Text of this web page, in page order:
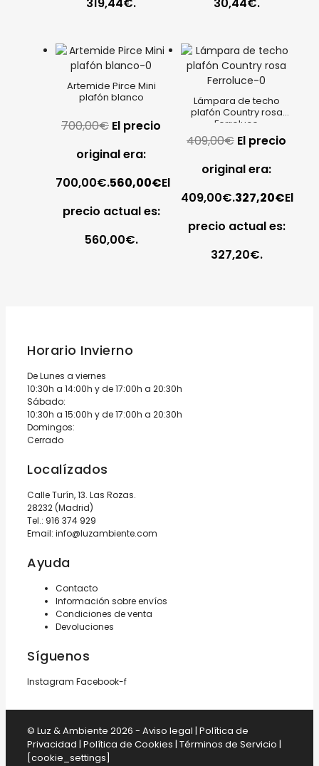
Artemide Pirce Mini
plafón blanco
700,00€ El precio
original era:
700,00€.560,00€El
precio actual es:
560,00€.
Lámpara de techo
plafón Country rosa
Ferroluce
409,00€ El precio
original era:
409,00€.327,20€El
precio actual es:
327,20€.
Horario Invierno
De Lunes a viernes
10:30h a 14:00h y de 17:00h a 20:30h
Sábado:
10:30h a 15:00h y de 17:00h a 20:30h
Domingos:
Cerrado
Localízados
Calle Turín, 13. Las Rozas.
28232 (Madrid)
Tel.: 916 374 929
Email: info@luzambiente.com
Ayuda
Contacto
Información sobre envíos
Condiciones de venta
Devoluciones
Síguenos
Instagram Facebook-f
© Luz & Ambiente 2026 - Aviso legal | Política de
Privacidad | Política de Cookies | Términos de Servicio |
[cookie_settings]